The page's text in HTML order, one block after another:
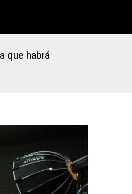
que habrá